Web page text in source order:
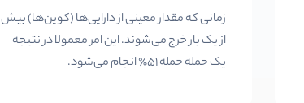
زمانی که مقدار معینی از دارایی‌ها (کوین‌ها) بیش
از یک بار خرج می‌شوند. این امر معمولا در نتیجه
یک حمله حمله 51٪ انجام می‌شود.